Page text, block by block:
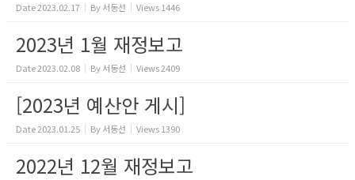
Date2023.02.17 By서동선 Views1446
2023년 1월 재정보고
Date2023.02.08 By서동선 Views2409
[2023년 예산안 게시]
Date2023.01.25 By서동선 Views1390
2022년 12월 재정보고